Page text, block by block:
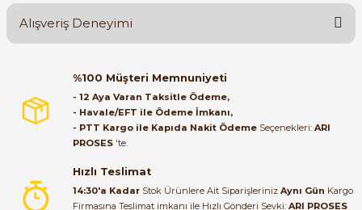
Alışveriş Deneyimi
Orijinal kutusuyla ertesi gün
ulaştı elimize. Teşekkürler.
B... A... | 27/06/2026
bundan mehmet bey ilgi ve
alakası için teşekkür ederim
%100 Müşteri Memnuniyeti
- 12 Aya Varan Taksitle Ödeme,
- Havale/EFT ile Ödeme İmkanı,
- PTT Kargo ile Kapıda Nakit Ödeme Seçenekleri: ARI
PROSES 'te.
Hızlı Teslimat
14:30'a Kadar Stok Ürünlere Ait Siparişleriniz Aynı Gün Kargo
Firmasına Teslimat imkanı ile Hızlı Gönderi Sevki: ARI PROSES